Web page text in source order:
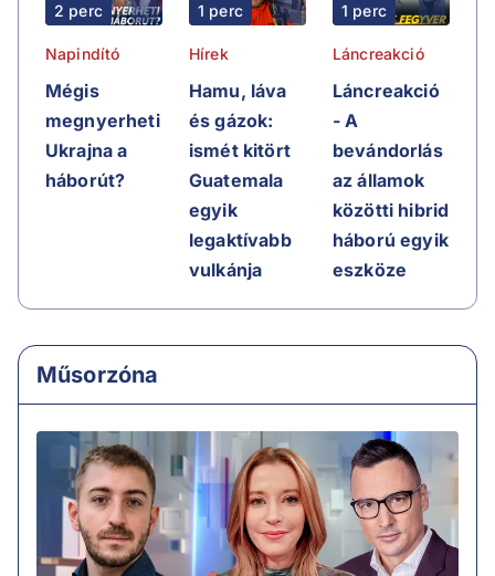
2 perc
Napindító
Mégis
megnyerheti
Ukrajna a
háborút?
1 perc
Hírek
Hamu, láva
és gázok:
ismét kitört
Guatemala
egyik
legaktívabb
vulkánja
1 perc
Láncreakció
Láncreakció
- A
bevándorlás
az államok
közötti hibrid
háború egyik
eszköze
Műsorzóna